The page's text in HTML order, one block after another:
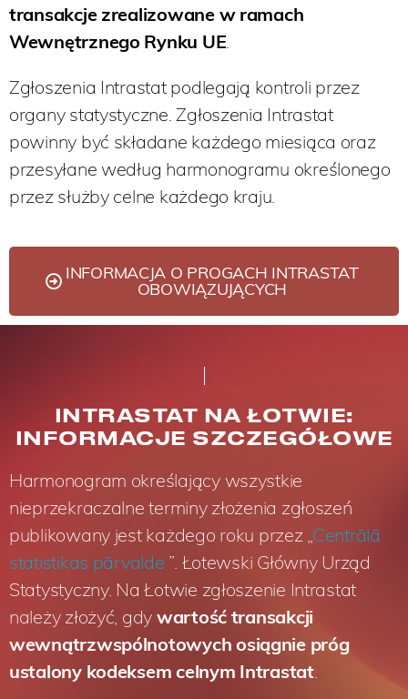
transakcje zrealizowane w ramach
Wewnętrznego Rynku UE.
Zgłoszenia Intrastat podlegają kontroli przez
organy statystyczne. Zgłoszenia Intrastat
powinny być składane każdego miesiąca oraz
przesyłane według harmonogramu określonego
przez służby celne każdego kraju.
INFORMACJA O PROGACH INTRASTAT
OBOWIĄZUJĄCYCH
INTRASTAT NA ŁOTWIE:
INFORMACJE SZCZEGÓŁOWE
Harmonogram określający wszystkie
nieprzekraczalne terminy złożenia zgłoszeń
publikowany jest każdego roku przez „Centrālā
statistikas pārvalde ”. Łotewski Główny Urząd
Statystyczny. Na Łotwie zgłoszenie Intrastat
należy złożyć, gdy wartość transakcji
wewnątrzwspólnotowych osiągnie próg
ustalony kodeksem celnym Intrastat.